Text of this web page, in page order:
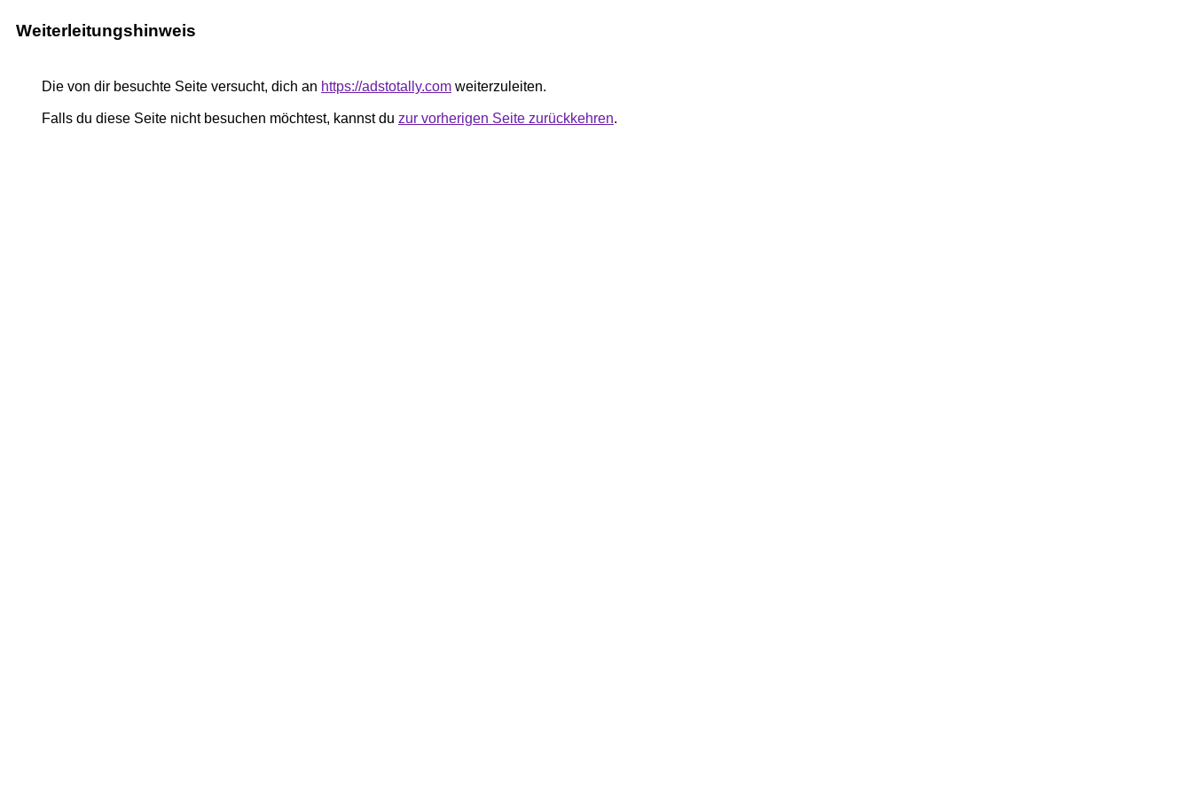
Weiterleitungshinweis
Die von dir besuchte Seite versucht, dich an https://adstotally.com weiterzuleiten.
Falls du diese Seite nicht besuchen möchtest, kannst du zur vorherigen Seite zurückkehren.